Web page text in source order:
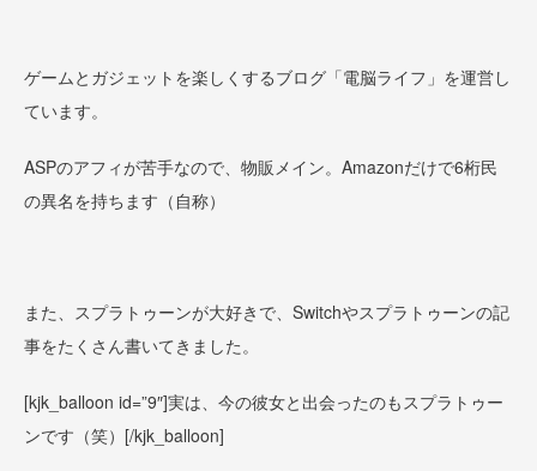
ゲームとガジェットを楽しくするブログ「電脳ライフ」を運営し
ています。
ASPのアフィが苦手なので、物販メイン。Amazonだけで6桁民
の異名を持ちます（自称）
また、スプラトゥーンが大好きで、Switchやスプラトゥーンの記
事をたくさん書いてきました。
[kjk_balloon id=”9″]実は、今の彼女と出会ったのもスプラトゥー
ンです（笑） [/kjk_balloon]